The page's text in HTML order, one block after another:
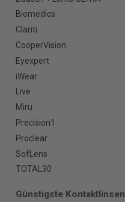
Biomedics
Clariti
CooperVision
Eyexpert
iWear
Live
Miru
Precision1
Proclear
SofLens
TOTAL30
Günstigste Kontaktlinsen